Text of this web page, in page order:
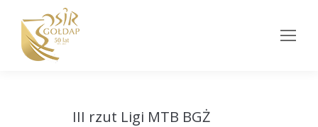
III rzut Ligi MTB BGŻ